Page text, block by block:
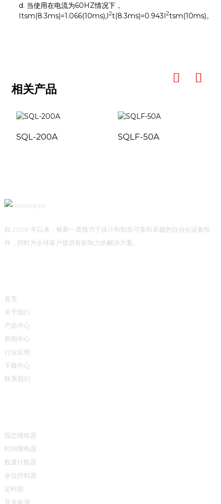
d. 当使用在电流为60HZ情况下，
Itsm(8.3ms)=1.066(10ms),I2t(8.3ms)=0.943I2tsm(10ms)。
相关产品
SQL-200A SQLF-50A
自 2008 年以来，铭新一直致力于设计和制造可靠和卓越的自动化设备组
件，同时为全球客户提供有影响力的解决方案。
首页
关于我们
产品中心
新闻中心
行业应用
下载中心
联系我们
固态继电器
时间继电器
数显计数器
水位控制器
定时器
开关电源